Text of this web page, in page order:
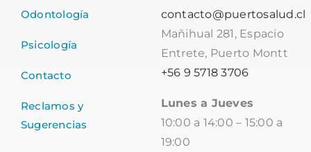
Odontología
Psicología
Contacto
Reclamos y
Sugerencias
contacto@puertosalud.cl
Mañihual 281, Espacio
Entrete, Puerto Montt
+56 9 5718 3706
Lunes a Jueves
10:00 a 14:00 – 15:00 a
19:00